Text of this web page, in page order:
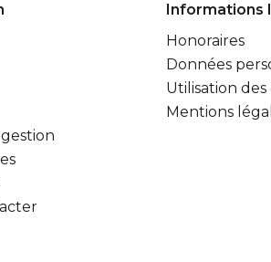
Informations
Honoraires
Données
Utilisation des
Mentions